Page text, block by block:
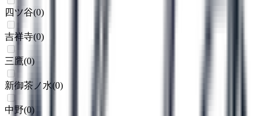
四ツ谷(0)
吉祥寺(0)
三鷹(0)
新御茶ノ水(0)
中野(0)